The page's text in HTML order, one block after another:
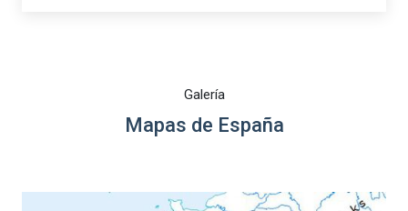
Galería
Mapas de España